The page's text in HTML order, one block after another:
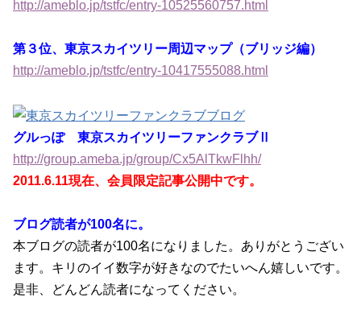
http://ameblo.jp/tstfc/entry-10525560757.html
第３位、東京スカイツリー周辺マップ（ブリッジ編）
http://ameblo.jp/tstfc/entry-10417555088.html
グルっぽ 東京スカイツリーファンクラブⅡ
http://group.ameba.jp/group/Cx5AlTkwFlhh/
2011.6.11現在、会員限定記事公開中です。
ブログ読者が100名に。
本ブログの読者が100名になりました。ありがとうござい
ます。キリのイイ数字が好きなのでたいへん嬉しいです。
是非、どんどん読者になってください。